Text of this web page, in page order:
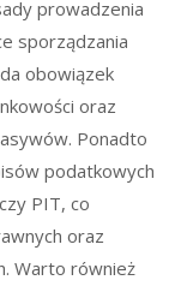
prowadzenia
sporządzania
obowiązek
oraz
Ponadto
podatkowych
PIT, co
oraz
Warto również